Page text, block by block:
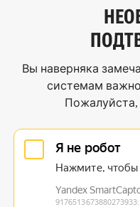
Вы наверняка
системам
Пожалуйста,